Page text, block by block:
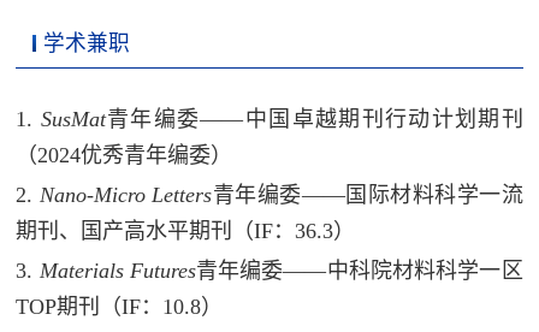
学术兼职
1. SusMat青年编委——中国卓越期刊行动计划期刊
（2024优秀青年编委）
2. Nano-Micro Letters青年编委——国际材料科学一流
期刊、国产高水平期刊（IF：36.3）
3. Materials Futures青年编委——中科院材料科学一区
TOP期刊（IF：10.8）